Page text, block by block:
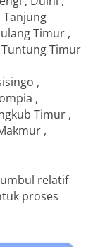
Tanjung
Timur ,
Timur
,
,
Timur ,
,
relatif
proses